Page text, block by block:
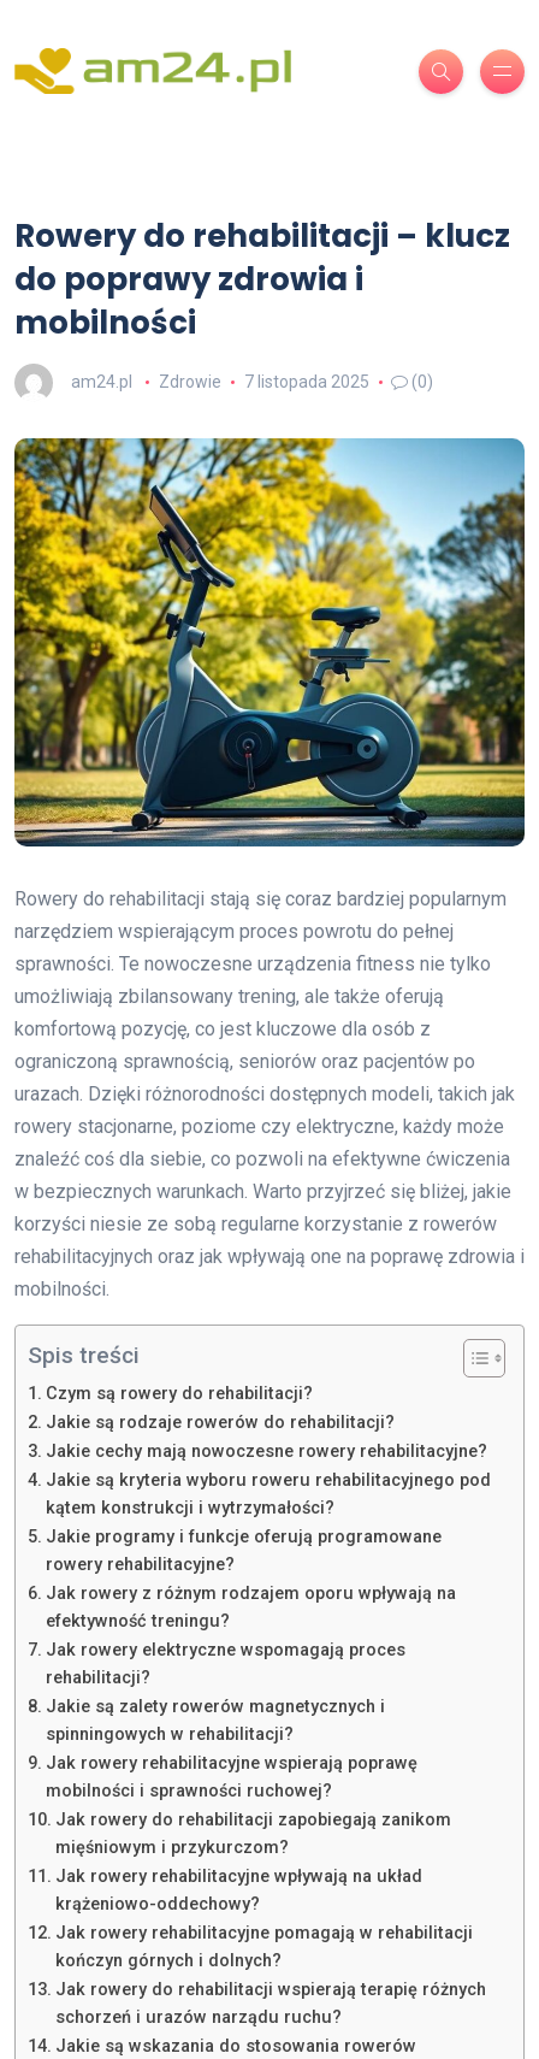
Rowery do rehabilitacji – klucz
do poprawy zdrowia i
mobilności
am24.pl Zdrowie 7 listopada 2025 (0)
Rowery do rehabilitacji stają się coraz bardziej popularnym
narzędziem wspierającym proces powrotu do pełnej
sprawności. Te nowoczesne urządzenia fitness nie tylko
umożliwiają zbilansowany trening, ale także oferują
komfortową pozycję, co jest kluczowe dla osób z
ograniczoną sprawnością, seniorów oraz pacjentów po
urazach. Dzięki różnorodności dostępnych modeli, takich jak
rowery stacjonarne, poziome czy elektryczne, każdy może
znaleźć coś dla siebie, co pozwoli na efektywne ćwiczenia
w bezpiecznych warunkach. Warto przyjrzeć się bliżej, jakie
korzyści niesie ze sobą regularne korzystanie z rowerów
rehabilitacyjnych oraz jak wpływają one na poprawę zdrowia i
mobilności.
Spis treści
Czym są rowery do rehabilitacji?
Jakie są rodzaje rowerów do rehabilitacji?
Jakie cechy mają nowoczesne rowery rehabilitacyjne?
Jakie są kryteria wyboru roweru rehabilitacyjnego pod
kątem konstrukcji i wytrzymałości?
Jakie programy i funkcje oferują programowane
rowery rehabilitacyjne?
Jak rowery z różnym rodzajem oporu wpływają na
efektywność treningu?
Jak rowery elektryczne wspomagają proces
rehabilitacji?
Jakie są zalety rowerów magnetycznych i
spinningowych w rehabilitacji?
Jak rowery rehabilitacyjne wspierają poprawę
mobilności i sprawności ruchowej?
Jak rowery do rehabilitacji zapobiegają zanikom
mięśniowym i przykurczom?
Jak rowery rehabilitacyjne wpływają na układ
krążeniowo-oddechowy?
Jak rowery rehabilitacyjne pomagają w rehabilitacji
kończyn górnych i dolnych?
Jak rowery do rehabilitacji wspierają terapię różnych
schorzeń i urazów narządu ruchu?
Jakie są wskazania do stosowania rowerów